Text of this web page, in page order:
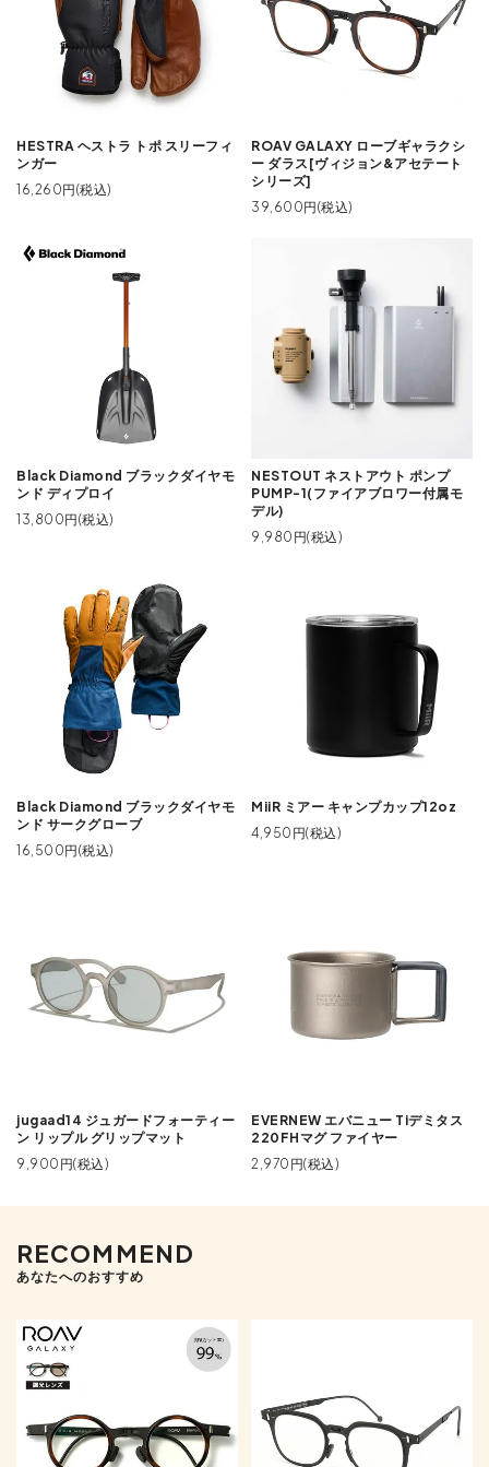
HESTRA ヘストラ トポ スリーフィ
ンガー
16,260円(税込)
ROAV GALAXY ローブギャラクシ
ー ダラス[ヴィジョン&アセテート
シリーズ]
39,600円(税込)
Black Diamond ブラックダイヤモ
ンド ディプロイ
13,800円(税込)
NESTOUT ネストアウト ポンプ
PUMP-1(ファイアブロワー付属モ
デル)
9,980円(税込)
Black Diamond ブラックダイヤモ
ンド サークグローブ
16,500円(税込)
MiiR ミアー キャンプカップ12oz
4,950円(税込)
jugaad14 ジュガードフォーティー
ン リップル グリップマット
9,900円(税込)
EVERNEW エバニュー Tiデミタス
220FHマグ ファイヤー
2,970円(税込)
RECOMMEND
あなたへのおすすめ